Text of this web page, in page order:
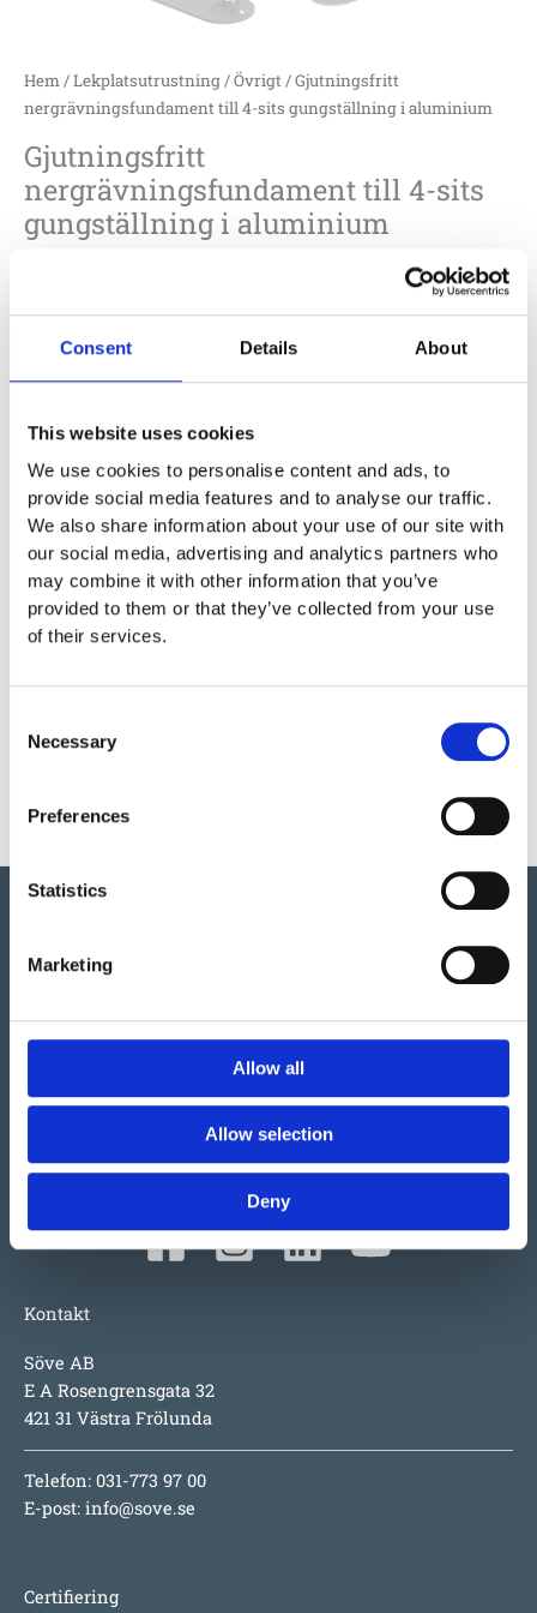
Consent Details About
This website uses cookies
We use cookies to personalise content and ads, to
provide social media features and to analyse our traffic.
We also share information about your use of our site with
our social media, advertising and analytics partners who
may combine it with other information that you’ve
provided to them or that they’ve collected from your use
of their services.
Selection
Necessary
Preferences
Statistics
Marketing
Allow all
Allow selection
Deny
Hem/Lekplatsutrustning/Övrigt/ Gjutningsfritt
nergrävningsfundament till 4-sits gungställning i aluminium
Gjutningsfritt
nergrävningsfundament till 4-sits
gungställning i aluminium
6 000:-
Lägg till i offertförfrågan
Specifikationer
Garantivillkor
Produktens utseende kan avvika mot de bilder som visas
Vi har så mycket vi skulle vilja berätta om detta både
stora och lilla företag i Ulefoss, Norge. Ett familjeföretag
som i snart 50 år tillverkat och sålt lekplatsutrustning,
parkmöbler m.m. i Norden. Tillväxten beror faktiskt mest
på produkterna i sig; underhållsfritt, lång garanti,
inspirerande utmaningar för barnen, hög säkerhet och
numera även design i toppklass.
Kontakt
Söve AB
E A Rosengrensgata 32
421 31 Västra Frölunda
Telefon: 031-773 97 00
E-post: info@sove.se
Certifiering